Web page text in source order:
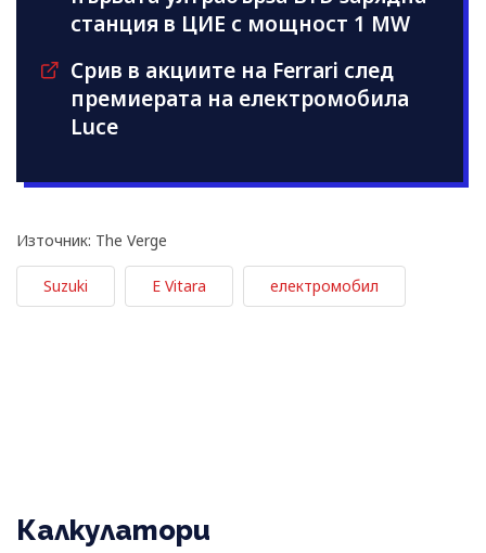
станция в ЦИЕ с мощност 1 MW
Срив в акциите на Ferrari след
премиерата на електромобила
Luce
Източник: The Verge
Suzuki E Vitara електромобил
Калкулатори